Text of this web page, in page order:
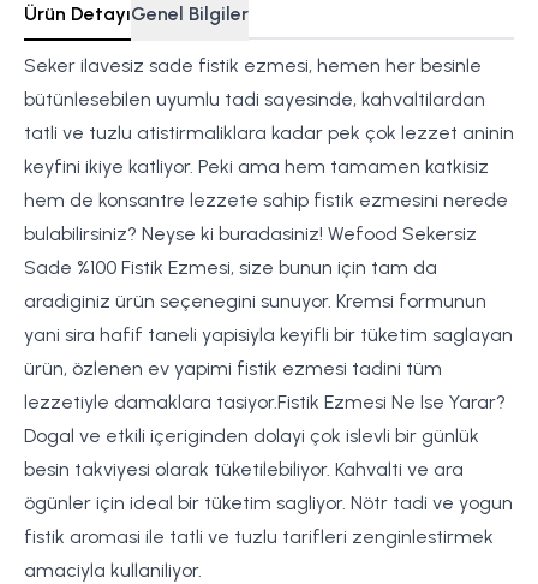
Ürün DetayıGenel Bilgiler
Seker ilavesiz sade fistik ezmesi, hemen her besinle
bütünlesebilen uyumlu tadi sayesinde, kahvaltilardan
tatli ve tuzlu atistirmaliklara kadar pek çok lezzet aninin
keyfini ikiye katliyor. Peki ama hem tamamen katkisiz
hem de konsantre lezzete sahip fistik ezmesini nerede
bulabilirsiniz? Neyse ki buradasiniz! Wefood Sekersiz
Sade %100 Fistik Ezmesi, size bunun için tam da
aradiginiz ürün seçenegini sunuyor. Kremsi formunun
yani sira hafif taneli yapisiyla keyifli bir tüketim saglayan
ürün, özlenen ev yapimi fistik ezmesi tadini tüm
lezzetiyle damaklara tasiyor.Fistik Ezmesi Ne Ise Yarar?
Dogal ve etkili içeriginden dolayi çok islevli bir günlük
besin takviyesi olarak tüketilebiliyor. Kahvalti ve ara
ögünler için ideal bir tüketim sagliyor. Nötr tadi ve yogun
fistik aromasi ile tatli ve tuzlu tarifleri zenginlestirmek
amaciyla kullaniliyor.